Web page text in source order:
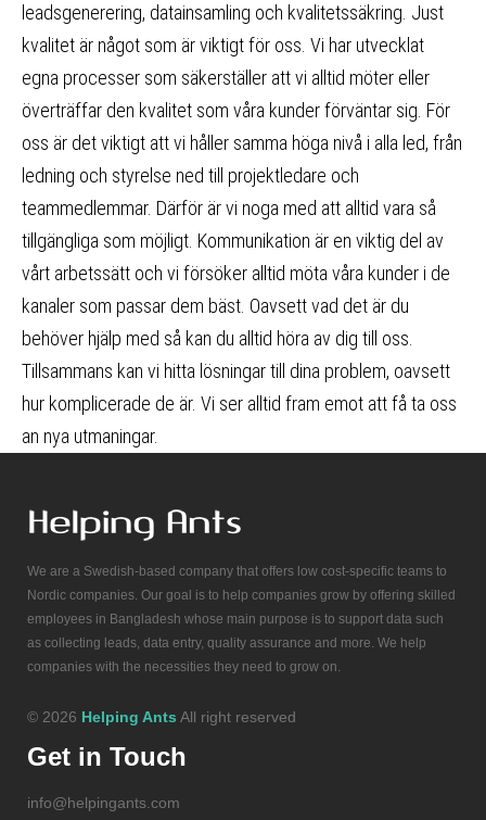
leadsgenerering, datainsamling och kvalitetssäkring. Just
kvalitet är något som är viktigt för oss. Vi har utvecklat
egna processer som säkerställer att vi alltid möter eller
överträffar den kvalitet som våra kunder förväntar sig. För
oss är det viktigt att vi håller samma höga nivå i alla led, från
ledning och styrelse ned till projektledare och
teammedlemmar. Därför är vi noga med att alltid vara så
tillgängliga som möjligt. Kommunikation är en viktig del av
vårt arbetssätt och vi försöker alltid möta våra kunder i de
kanaler som passar dem bäst. Oavsett vad det är du
behöver hjälp med så kan du alltid höra av dig till oss.
Tillsammans kan vi hitta lösningar till dina problem, oavsett
hur komplicerade de är. Vi ser alltid fram emot att få ta oss
an nya utmaningar.
We are a Swedish-based company that offers low cost-specific teams to
Nordic companies. Our goal is to help companies grow by offering skilled
employees in Bangladesh whose main purpose is to support data such
as collecting leads, data entry, quality assurance and more. We help
companies with the necessities they need to grow on.
© 2026 Helping Ants All right reserved
Get in Touch
info@helpingants.com